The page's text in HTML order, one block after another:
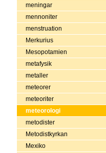
meningar
mennoniter
menstruation
Merkurius
Mesopotamien
metafysik
metaller
meteorer
meteoriter
meteorologi
metodister
Metodistkyrkan
Mexiko